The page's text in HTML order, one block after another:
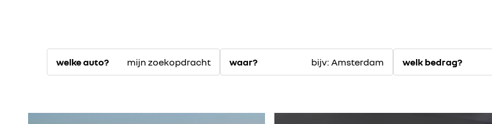
welke auto? mijn zoekopdracht waar? bijv: Amsterdam welk bedrag?